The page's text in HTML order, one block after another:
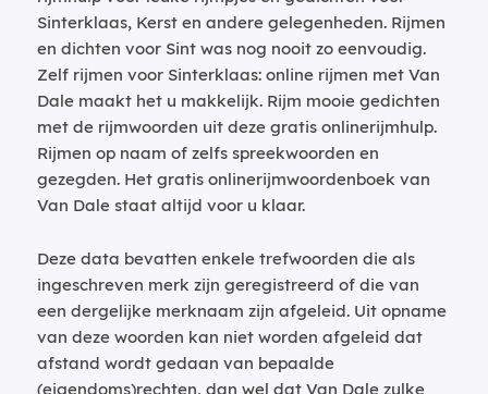
Sinterklaas, Kerst en andere gelegenheden. Rijmen
en dichten voor Sint was nog nooit zo eenvoudig.
Zelf rijmen voor Sinterklaas: online rijmen met Van
Dale maakt het u makkelijk. Rijm mooie gedichten
met de rijmwoorden uit deze gratis onlinerijmhulp.
Rijmen op naam of zelfs spreekwoorden en
gezegden. Het gratis onlinerijmwoordenboek van
Van Dale staat altijd voor u klaar.
Deze data bevatten enkele trefwoorden die als
ingeschreven merk zijn geregistreerd of die van
een dergelijke merknaam zijn afgeleid. Uit opname
van deze woorden kan niet worden afgeleid dat
afstand wordt gedaan van bepaalde
(eigendoms)rechten, dan wel dat Van Dale zulke